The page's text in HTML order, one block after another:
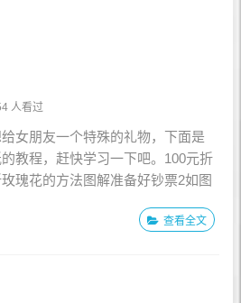
人看过
女朋友一个特殊的礼物，下面是
教程，赶快学习一下吧。100元折
瑰花的方法图解准备好钞票2如图
查看全文